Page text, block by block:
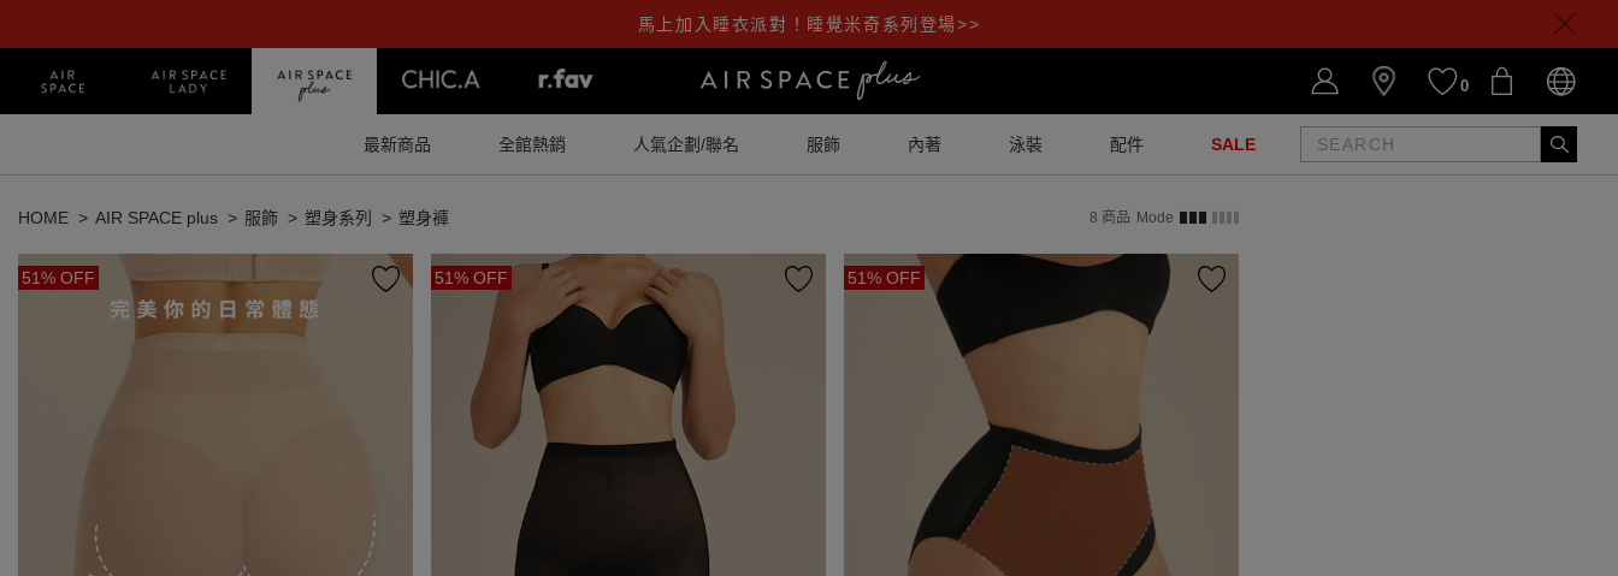
馬上加入睡衣派對！睡覺米奇系列登場>>
0
最新商品 全館熱銷 人氣企劃/聯名 服飾 內著 泳裝 配件 SALE
HOME AIR SPACE plus 服飾 塑身系列 塑身褲 8 商品 Mode
51% OFF 51% OFF 51% OFF